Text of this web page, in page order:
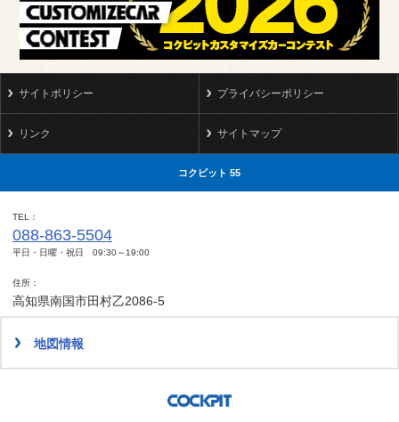
サイトポリシー プライバシーポリシー
リンク サイトマップ
コクピット 55
TEL
088-863-5504
平日・日曜・祝日 09:30～19:00
住所
高知県南国市田村乙2086-5
地図情報